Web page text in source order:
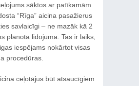
sāktos ar patīkamām
“Rīga” aicina pasažierus
savlaicīgi – ne mazāk kā 2
plānotā lidojuma. Tas ir laiks,
iespējams nokārtot visas
procedūras.
ceļotājus būt atsaucīgiem